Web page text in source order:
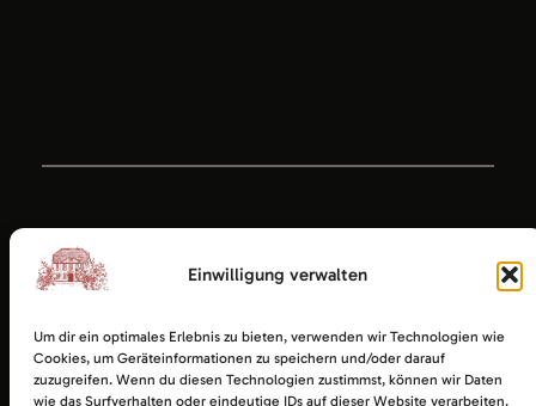
Einwilligung verwalten
Um dir ein optimales Erlebnis zu bieten, verwenden wir Technologien wie
Cookies, um Geräteinformationen zu speichern und/oder darauf
zuzugreifen. Wenn du diesen Technologien zustimmst, können wir Daten
wie das Surfverhalten oder eindeutige IDs auf dieser Website verarbeiten.